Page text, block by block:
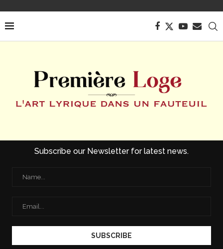
Subscribe our Newsletter for latest news.